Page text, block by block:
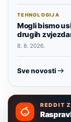
TEHNOLOGIJA
Mogli bismo
drugih
8. 8. 2026.
Sve novosti
REDDIT